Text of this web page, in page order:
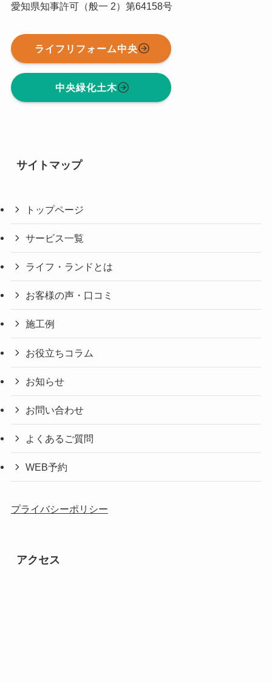
愛知県知事許可（般一 2）第64158号
ライフリフォーム中央
中央緑化土木
サイトマップ
トップページ
サービス一覧
ライフ・ランドとは
お客様の声・口コミ
施工例
お役立ちコラム
お知らせ
お問い合わせ
よくあるご質問
WEB予約
プライバシーポリシー
アクセス